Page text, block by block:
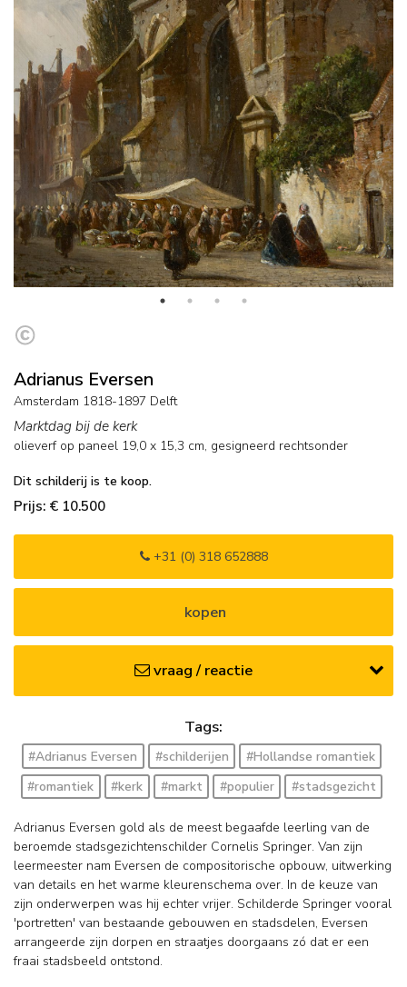
Adrianus Eversen
Amsterdam 1818-1897 Delft
Marktdag bij de kerk
olieverf op paneel 19,0 x 15,3 cm, gesigneerd rechtsonder
Dit schilderij is te koop.
Prijs: € 10.500
+31 (0) 318 652888
kopen
vraag / reactie
Tags:
#Adrianus Eversen #schilderijen
#Hollandse romantiek
#romantiek
#kerk #markt #populier #stadsgezicht
Adrianus Eversen gold als de meest begaafde leerling van de
beroemde stadsgezichtenschilder Cornelis Springer. Van zijn
leermeester nam Eversen de compositorische opbouw, uitwerking
van details en het warme kleurenschema over. In de keuze van
zijn onderwerpen was hij echter vrijer. Schilderde Springer vooral
'portretten' van bestaande gebouwen en stadsdelen, Eversen
arrangeerde zijn dorpen en straatjes doorgaans zó dat er een
fraai stadsbeeld ontstond.